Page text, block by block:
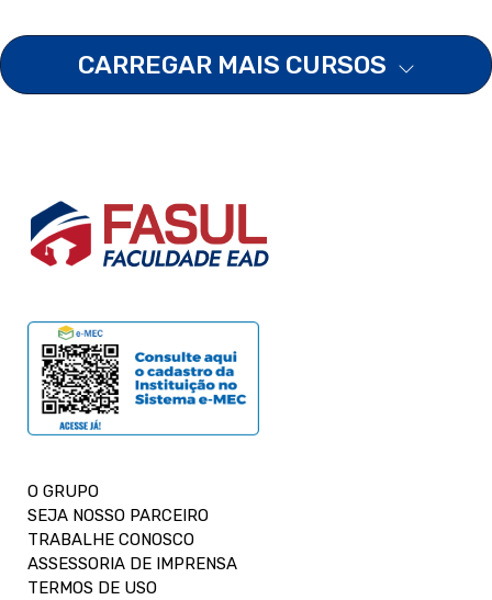
CARREGAR MAIS CURSOS
O GRUPO
SEJA NOSSO PARCEIRO
TRABALHE CONOSCO
ASSESSORIA DE IMPRENSA
TERMOS DE USO